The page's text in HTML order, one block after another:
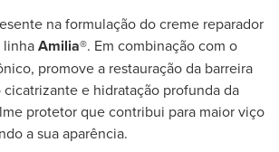
na formulação do creme reparador
linhaAmilia®. Em combinação com o
promove a restauração da barreira
e hidratação profunda da
protetor que contribui para maior viço
a sua aparência.